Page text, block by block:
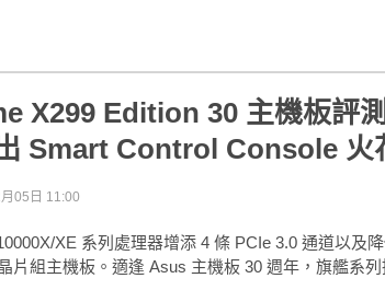
X299 Edition 30 主機板評
Smart Control Console 火
05日 11:00
XE 系列處理器增添 4 條 PCIe 3.0 通道以及
片組主機板。適逢 Asus 主機板 30 週年，旗艦系列